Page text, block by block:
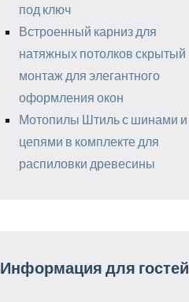
под ключ
Встроенный карниз для
натяжных потолков скрытый
монтаж для элегантного
оформления окон
Мотопилы Штиль с шинами и
цепями в комплекте для
распиловки древесины
Информация для гостей